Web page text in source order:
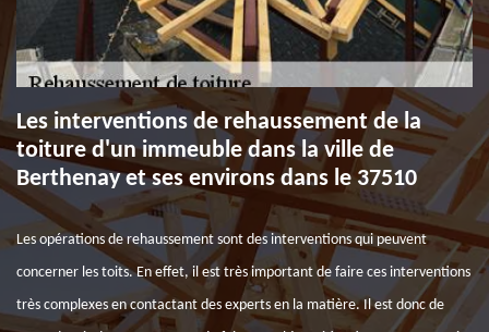
Les interventions de rehaussement de la
toiture d'un immeuble dans la ville de
Berthenay et ses environs dans le 37510
Les opérations de rehaussement sont des interventions qui peuvent
concerner les toits. En effet, il est très important de faire ces interventions
très complexes en contactant des experts en la matière. Il est donc de